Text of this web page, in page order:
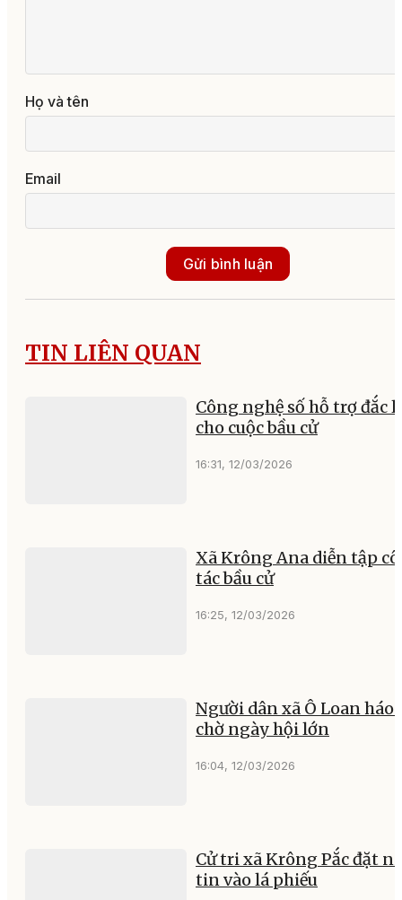
Họ và tên
Email
Gửi bình luận
TIN LIÊN QUAN
Công nghệ số hỗ trợ đắc
cho cuộc bầu cử
16:31, 12/03/2026
Xã Krông Ana diễn tập
tác bầu cử
16:25, 12/03/2026
Người dân xã Ô Loan háo
chờ ngày hội lớn
16:04, 12/03/2026
Cử tri xã Krông Pắc đặt
tin vào lá phiếu